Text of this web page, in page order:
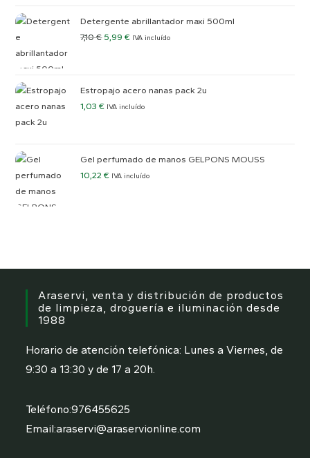
Detergente abrillantador maxi 500ml
7,10€ 5,99€ IVA incluído
Estropajo acero nanas pack 2u
1,03€ IVA incluído
Gel perfumado de manos GELPONS MOUSS
10,22€ IVA incluído
Araservi, venta y distribución de productos
de limpieza, droguería e iluminación desde
1988
Horario de atención telefónica: Lunes a Viernes, de
9:30 a 13:30 y de 17 a 20h.
Teléfono:976455625
Email:araservi@araservionline.com